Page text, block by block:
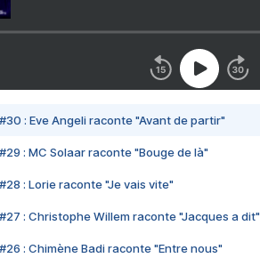
#30 : Eve Angeli raconte "Avant de partir"
#29 : MC Solaar raconte "Bouge de là"
#28 : Lorie raconte "Je vais vite"
#27 : Christophe Willem raconte "Jacques a dit"
#26 : Chimène Badi raconte "Entre nous"